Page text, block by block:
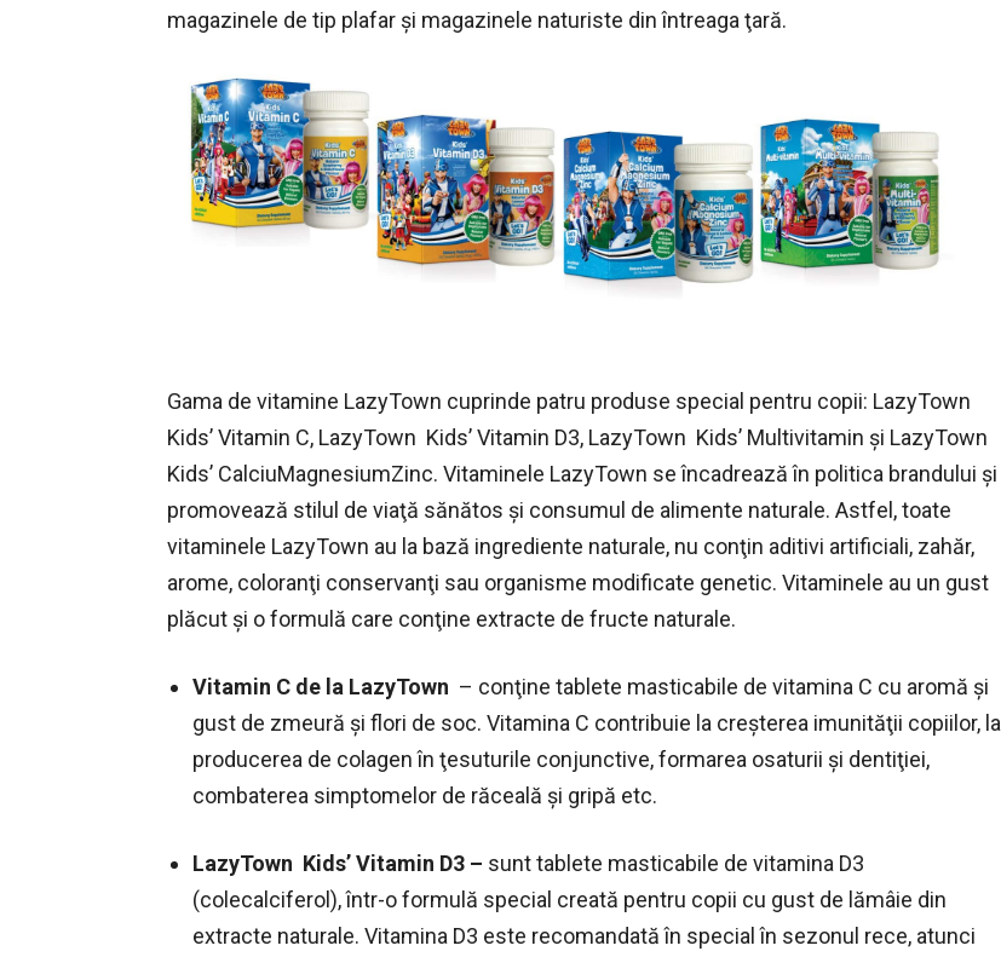
magazinele de tip plafar şi magazinele naturiste din întreaga ţară.
Gama de vitamine LazyTown cuprinde patru produse special pentru copii: LazyTown
Kids’ Vitamin C, LazyTown Kids’ Vitamin D3, LazyTown Kids’ Multivitamin şi LazyTown
Kids’ CalciuMagnesiumZinc. Vitaminele LazyTown se încadrează în politica brandului și
promovează stilul de viaţă sănătos şi consumul de alimente naturale. Astfel, toate
vitaminele LazyTown au la bază ingrediente naturale, nu conţin aditivi artificiali, zahăr,
arome, coloranţi conservanţi sau organisme modificate genetic. Vitaminele au un gust
plăcut şi o formulă care conţine extracte de fructe naturale.
Vitamin C de la LazyTown – conţine tablete masticabile de vitamina C cu aromă şi
gust de zmeură şi flori de soc. Vitamina C contribuie la creşterea imunităţii copiilor, la
producerea de colagen în ţesuturile conjunctive, formarea osaturii şi dentiţiei,
combaterea simptomelor de răceală şi gripă etc.
LazyTown Kids’ Vitamin D3 – sunt tablete masticabile de vitamina D3
(colecalciferol), într-o formulă special creată pentru copii cu gust de lămâie din
extracte naturale. Vitamina D3 este recomandată în special în sezonul rece, atunci